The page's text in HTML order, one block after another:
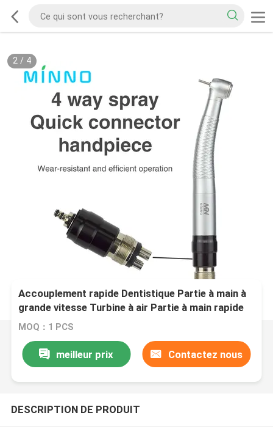
2/ 4
Accouplement rapide Dentistique Partie à main à
grande vitesse Turbine à air Partie à main rapide
MOQ：1 PCS
meilleur prix Contactez nous
DESCRIPTION DE PRODUIT